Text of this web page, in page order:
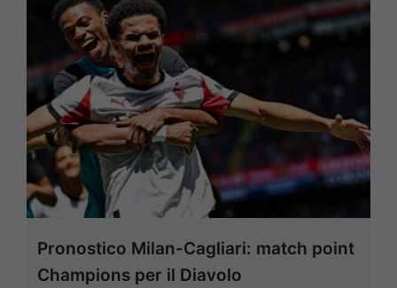
Pronostico Milan-Cagliari: match point
Champions per il Diavolo